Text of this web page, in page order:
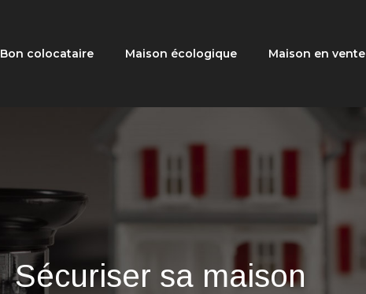
Bon colocataire Maison écologique Maison en vente
Sécuriser sa maison